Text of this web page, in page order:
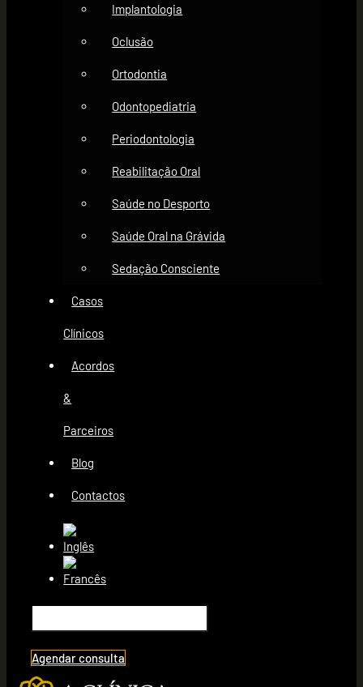
Implantologia
Oclusão
Ortodontia
Odontopediatria
Periodontologia
Reabilitação Oral
Saúde no Desporto
Saúde Oral na Grávida
Sedação Consciente
Casos
Clínicos
Acordos
&
Parceiros
Blog
Contactos
Agendar consulta